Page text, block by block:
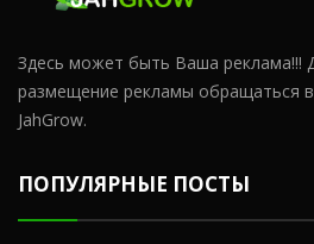
Здесь может быть Ваша реклама!!!
размещение рекламы обращаться
JahGrow.
ПОПУЛЯРНЫЕ ПОСТЫ